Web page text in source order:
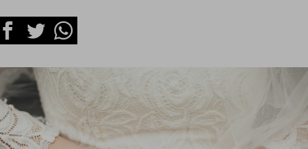
FacebookTwitterWhatsapp